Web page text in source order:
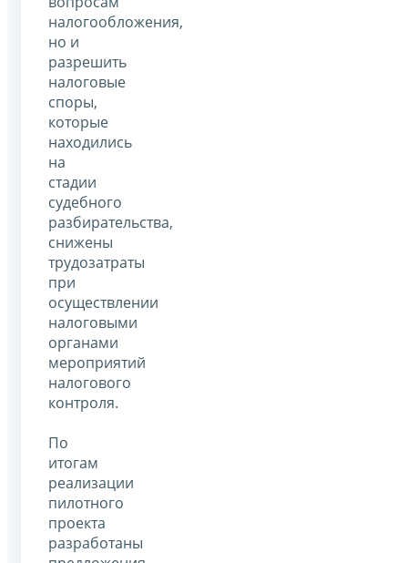
налогообложения,
но и
разрешить
налоговые
споры,
которые
находились
на
стадии
судебного
разбирательства,
снижены
трудозатраты
при
осуществлении
налоговыми
органами
мероприятий
налогового
контроля.
По
итогам
реализации
пилотного
проекта
разработаны